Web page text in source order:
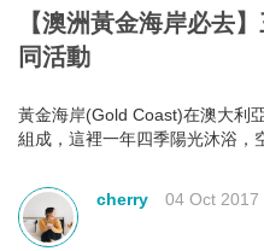
【澳洲黃金海岸必去
同活動
黃金海岸(Gold Coast)在澳大利
組成，這裡一年四季陽光沐浴，
玩耍，以下會為大家介紹當地三
cherry 04 Oct 2017